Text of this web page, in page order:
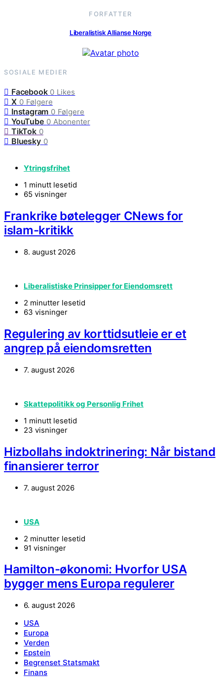
FORFATTER
Liberalistisk Allianse Norge
SOSIALE MEDIER
Facebook 0 Likes
X 0 Følgere
Instagram 0 Følgere
YouTube 0 Abonenter
TikTok 0
Bluesky 0
Ytringsfrihet
1 minutt lesetid
65 visninger
Frankrike bøtelegger CNews for
islam-kritikk
8. august 2026
Liberalistiske Prinsipper for Eiendomsrett
2 minutter lesetid
63 visninger
Regulering av korttidsutleie er et
angrep på eiendomsretten
7. august 2026
Skattepolitikk og Personlig Frihet
1 minutt lesetid
23 visninger
Hizbollahs indoktrinering: Når bistand
finansierer terror
7. august 2026
USA
2 minutter lesetid
91 visninger
Hamilton-økonomi: Hvorfor USA
bygger mens Europa regulerer
6. august 2026
USA
Europa
Verden
Epstein
Begrenset Statsmakt
Finans